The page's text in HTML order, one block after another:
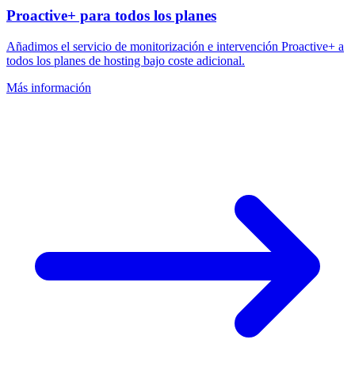
Proactive+ para todos los planes
Añadimos el servicio de monitorización e intervención Proactive+ a
todos los planes de hosting bajo coste adicional.
Más información